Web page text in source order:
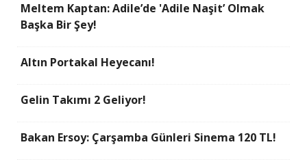
Meltem Kaptan: Adile’de 'Adile Naşit’ Olmak
Başka Bir Şey!
Altın Portakal Heyecanı!
Gelin Takımı 2 Geliyor!
Bakan Ersoy: Çarşamba Günleri Sinema 120 TL!